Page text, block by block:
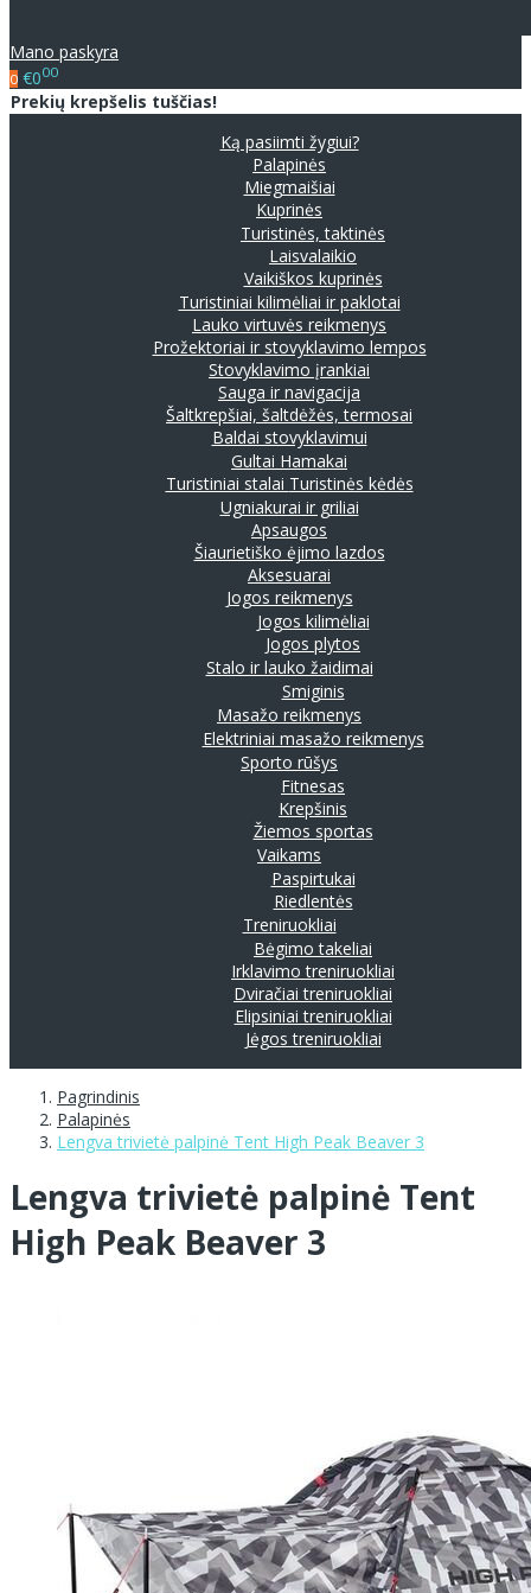
Mano paskyra
0 €000
Prekių krepšelis tuščias!
Ką pasiimti žygiui?
Palapinės
Miegmaišiai
Kuprinės
Turistinės, taktinės
Laisvalaikio
Vaikiškos kuprinės
Turistiniai kilimėliai ir paklotai
Lauko virtuvės reikmenys
Prožektoriai ir stovyklavimo lempos
Stovyklavimo įrankiai
Sauga ir navigacija
Šaltkrepšiai, šaltdėžės, termosai
Baldai stovyklavimui
Gultai Hamakai
Turistiniai stalai Turistinės kėdės
Ugniakurai ir griliai
Apsaugos
Šiaurietiško ėjimo lazdos
Aksesuarai
Jogos reikmenys
Jogos kilimėliai
Jogos plytos
Stalo ir lauko žaidimai
Smiginis
Masažo reikmenys
Elektriniai masažo reikmenys
Sporto rūšys
Fitnesas
Krepšinis
Žiemos sportas
Vaikams
Paspirtukai
Riedlentės
Treniruokliai
Bėgimo takeliai
Irklavimo treniruokliai
Dviračiai treniruokliai
Elipsiniai treniruokliai
Jėgos treniruokliai
Pagrindinis
Palapinės
Lengva trivietė palpinė Tent High Peak Beaver 3
Lengva trivietė palpinė Tent
High Peak Beaver 3